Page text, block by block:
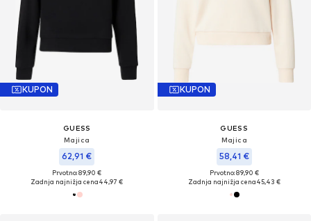
KUPON
GUESS
Majica
62,91 €
Prvotno: 89,90 €
Zadnja najnižja cena44,97 €
KUPON
GUESS
Majica
58,41 €
Prvotno: 89,90 €
Zadnja najnižja cena45,43 €